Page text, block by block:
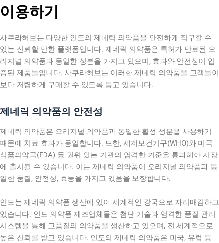
이용하기
사쿠라허브는 다양한 인도의 제네릭 의약품을 안전하게 직구할 수
있는 신뢰할 만한 플랫폼입니다. 제네릭 의약품은 특허가 만료된 오
리지널 의약품과 동일한 성분을 가지고 있으며, 효과와 안전성이 입
증된 제품들입니다. 사쿠라허브는 이러한 제네릭 의약품을 고객들이
보다 저렴하게 구매할 수 있도록 돕고 있습니다.
제네릭 의약품의 안전성
제네릭 의약품은 오리지널 의약품과 동일한 활성 성분을 사용하기
때문에 치료 효과가 동일합니다. 또한, 세계보건기구(WHO)와 미국
식품의약국(FDA) 등 권위 있는 기관의 엄격한 기준을 통과해야 시장
에 출시될 수 있습니다. 이는 제네릭 의약품이 오리지널 의약품과 동
일한 품질, 안전성, 효능을 가지고 있음을 보장합니다.
인도는 제네릭 의약품 생산에 있어 세계적인 강국으로 자리매김하고
있습니다. 인도 의약품 제조업체들은 첨단 기술과 엄격한 품질 관리
시스템을 통해 고품질의 의약품을 생산하고 있으며, 전 세계적으로
높은 신뢰를 받고 있습니다. 인도의 제네릭 의약품은 미국, 유럽 등